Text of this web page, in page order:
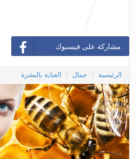
مشاركة على فيسبوك
الرئيسية جمال العناية بالبشرة